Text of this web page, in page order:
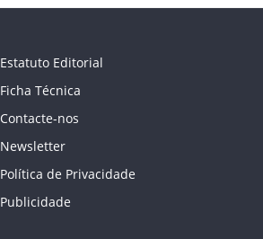
Estatuto Editorial
Ficha Técnica
Contacte-nos
Newsletter
Política de Privacidade
Publicidade